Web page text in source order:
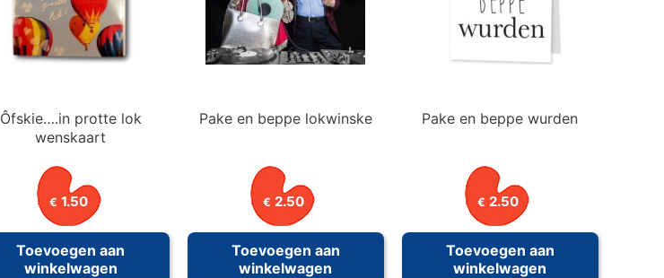
Ôfskie….in protte lok
wenskaart
€ 1.50
Toevoegen aan
winkelwagen
Pake en beppe lokwinske
€ 2.50
Toevoegen aan
winkelwagen
Pake en beppe wurden
€ 2.50
Toevoegen aan
winkelwagen